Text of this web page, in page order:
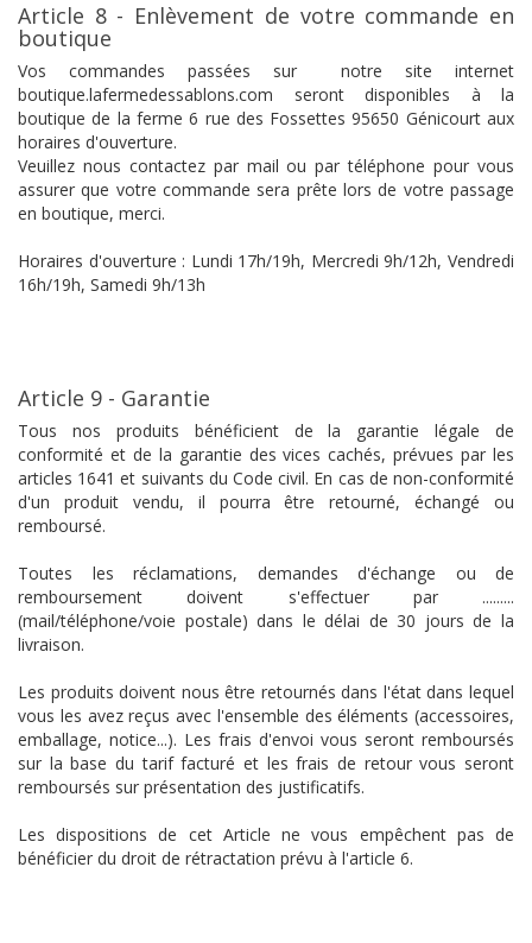
Article 8 - Enlèvement de votre commande en
boutique
Vos commandes passées sur notre site internet
boutique.lafermedessablons.com seront disponibles à la
boutique de la ferme 6 rue des Fossettes 95650 Génicourt aux
horaires d'ouverture.
Veuillez nous contactez par mail ou par téléphone pour vous
assurer que votre commande sera prête lors de votre passage
en boutique, merci.
Horaires d'ouverture : Lundi 17h/19h, Mercredi 9h/12h, Vendredi
16h/19h, Samedi 9h/13h
Article 9 - Garantie
Tous nos produits bénéficient de la garantie légale de
conformité et de la garantie des vices cachés, prévues par les
articles 1641 et suivants du Code civil. En cas de non-conformité
d'un produit vendu, il pourra être retourné, échangé ou
remboursé.
Toutes les réclamations, demandes d'échange ou de
remboursement doivent s'effectuer par .........
(mail/téléphone/voie postale) dans le délai de 30 jours de la
livraison.
Les produits doivent nous être retournés dans l'état dans lequel
vous les avez reçus avec l'ensemble des éléments (accessoires,
emballage, notice...). Les frais d'envoi vous seront remboursés
sur la base du tarif facturé et les frais de retour vous seront
remboursés sur présentation des justificatifs.
Les dispositions de cet Article ne vous empêchent pas de
bénéficier du droit de rétractation prévu à l'article 6.